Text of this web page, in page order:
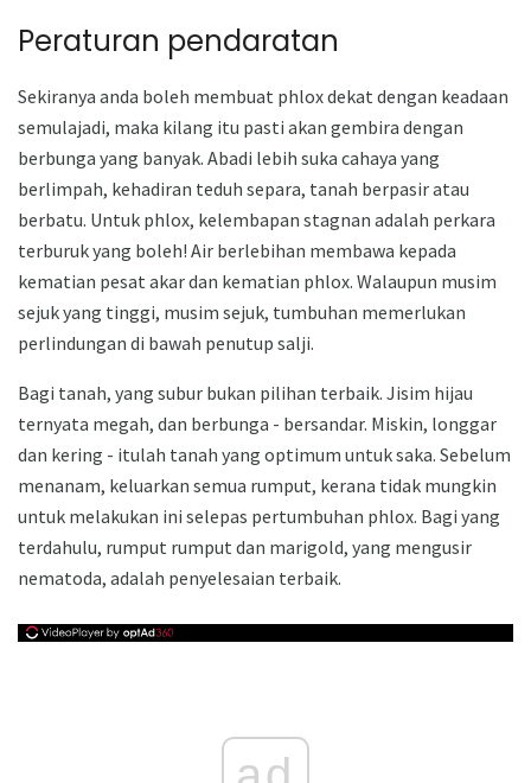
Peraturan pendaratan
Sekiranya anda boleh membuat phlox dekat dengan keadaan
semulajadi, maka kilang itu pasti akan gembira dengan
berbunga yang banyak. Abadi lebih suka cahaya yang
berlimpah, kehadiran teduh separa, tanah berpasir atau
berbatu. Untuk phlox, kelembapan stagnan adalah perkara
terburuk yang boleh! Air berlebihan membawa kepada
kematian pesat akar dan kematian phlox. Walaupun musim
sejuk yang tinggi, musim sejuk, tumbuhan memerlukan
perlindungan di bawah penutup salji.
Bagi tanah, yang subur bukan pilihan terbaik. Jisim hijau
ternyata megah, dan berbunga - bersandar. Miskin, longgar
dan kering - itulah tanah yang optimum untuk saka. Sebelum
menanam, keluarkan semua rumput, kerana tidak mungkin
untuk melakukan ini selepas pertumbuhan phlox. Bagi yang
terdahulu, rumput rumput dan marigold, yang mengusir
nematoda, adalah penyelesaian terbaik.